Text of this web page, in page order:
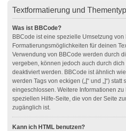
Textformatierung und
Was ist BBCode?
BBCode ist eine spezielle Umsetzung
Formatierungsmöglichkeiten für deinen
Verwendung von BBCode werden durch
vergeben, können jedoch auch durch
deaktiviert werden. BBCode ist ähnlich
werden Tags von eckigen („[“ und „]“) statt
eingeschlossen. Weitere Informationen
speziellen Hilfe-Seite, die von der Seite
zugänglich ist.
Kann ich HTML benutzen?